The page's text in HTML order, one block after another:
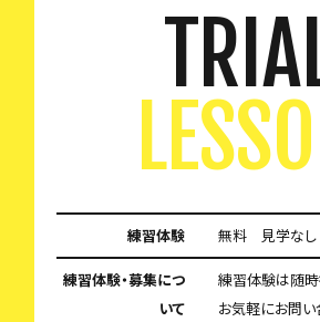
練習体験 無料 見学なし
練習体験・募集につ
いて
練習体験は随時
お気軽にお問い